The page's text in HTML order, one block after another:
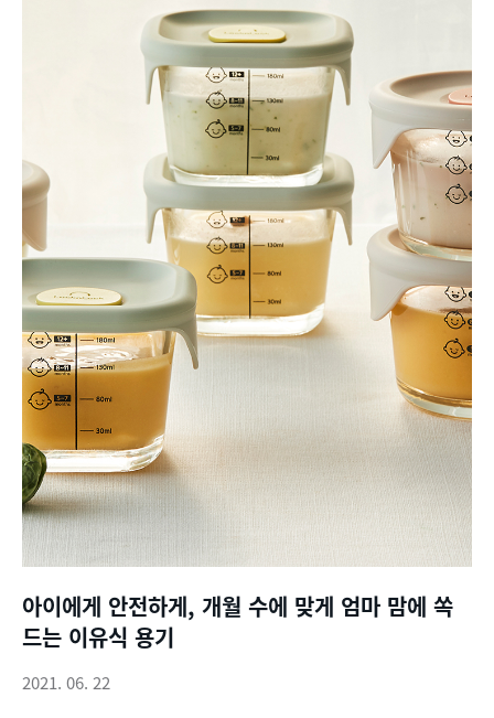
아이에게 안전하게, 개월 수에 맞게 엄마 맘에 쏙
드는 이유식 용기
2021. 06. 22